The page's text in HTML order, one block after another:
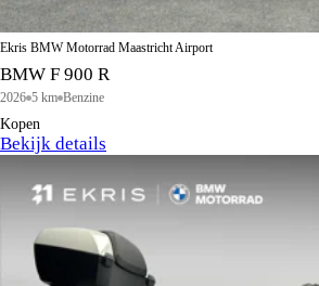
Ekris BMW Motorrad Maastricht Airport
BMW F 900 R
2026 5 km Benzine
Kopen
Bekijk details